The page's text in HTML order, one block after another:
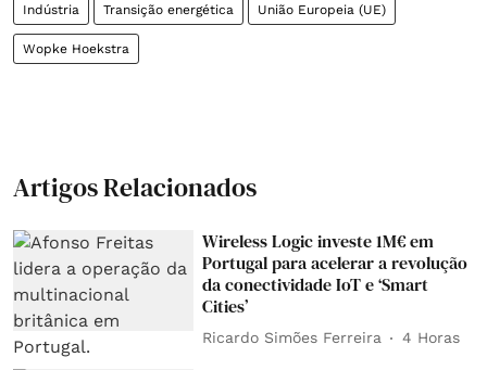
Indústria Transição energética União Europeia (UE)
Wopke Hoekstra
Artigos Relacionados
Wireless Logic investe 1M€ em
Portugal para acelerar a revolução
da conectividade IoT e ‘Smart
Cities’
Ricardo Simões Ferreira 4 Horas